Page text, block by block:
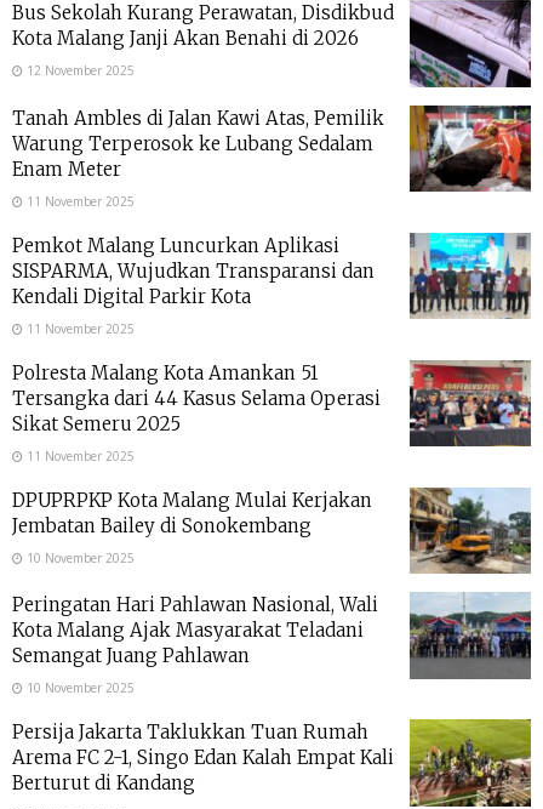
Bus Sekolah Kurang Perawatan, Disdikbud
Kota Malang Janji Akan Benahi di 2026
12 November 2025
Tanah Ambles di Jalan Kawi Atas, Pemilik
Warung Terperosok ke Lubang Sedalam
Enam Meter
11 November 2025
Pemkot Malang Luncurkan Aplikasi
SISPARMA, Wujudkan Transparansi dan
Kendali Digital Parkir Kota
11 November 2025
Polresta Malang Kota Amankan 51
Tersangka dari 44 Kasus Selama Operasi
Sikat Semeru 2025
11 November 2025
DPUPRPKP Kota Malang Mulai Kerjakan
Jembatan Bailey di Sonokembang
10 November 2025
Peringatan Hari Pahlawan Nasional, Wali
Kota Malang Ajak Masyarakat Teladani
Semangat Juang Pahlawan
10 November 2025
Persija Jakarta Taklukkan Tuan Rumah
Arema FC 2-1, Singo Edan Kalah Empat Kali
Berturut di Kandang